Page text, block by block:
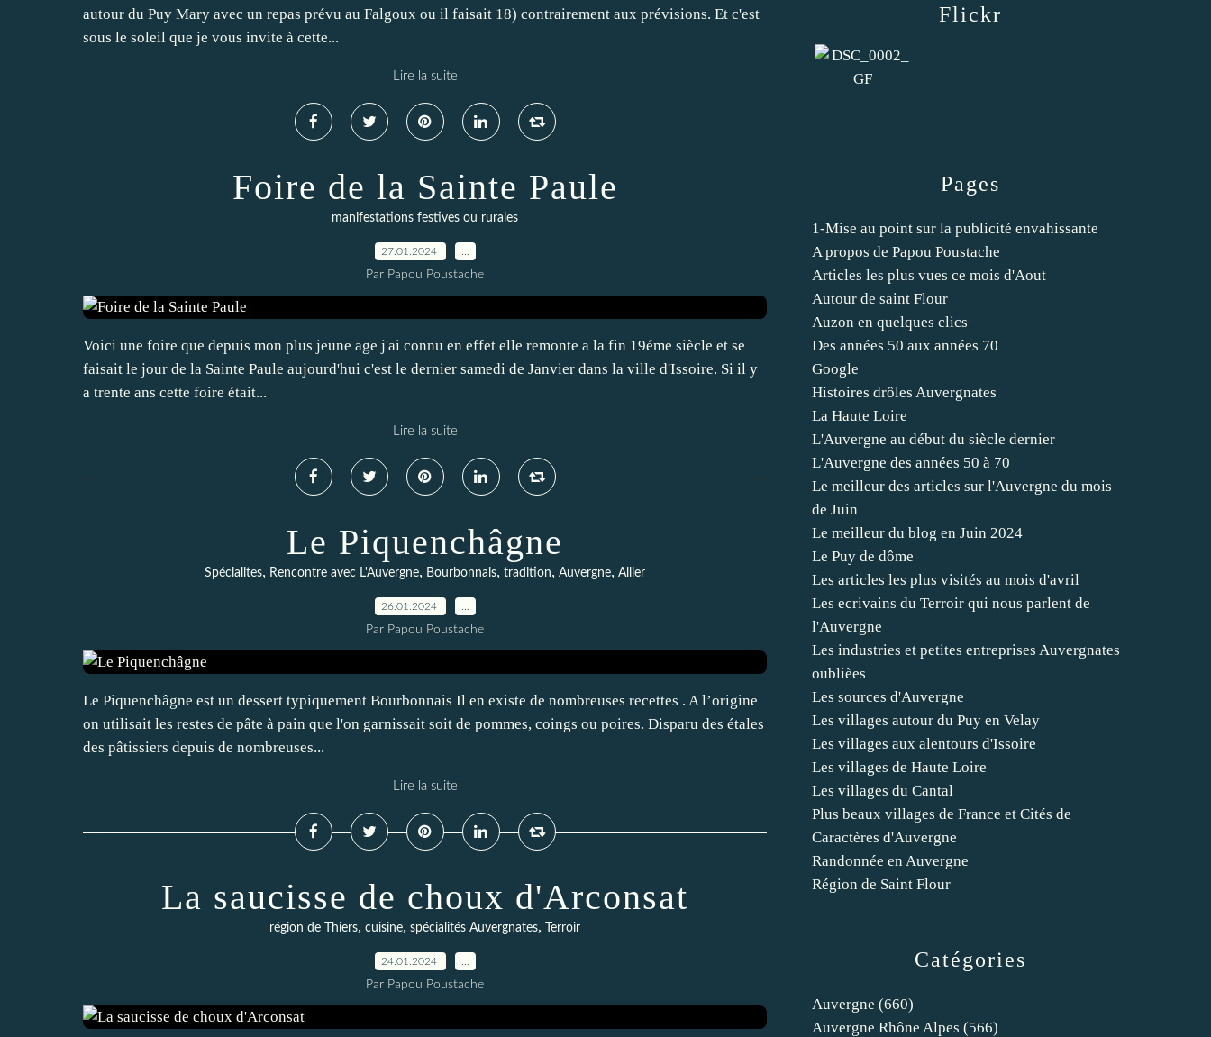
autour du Puy Mary avec un repas prévu au Falgoux ou il faisait 18) contrairement aux prévisions. Et c'est
sous le soleil que je vous invite à cette...
Lire la suite
Foire de la Sainte Paule
manifestations festives ou rurales
27.01.2024
Par Papou Poustache
Voici une foire que depuis mon plus jeune age j'ai connu en effet elle remonte a la fin 19éme siècle et se
faisait le jour de la Sainte Paule aujourd'hui c'est le dernier samedi de Janvier dans la ville d'Issoire. Si il y
a trente ans cette foire était...
Lire la suite
Le Piquenchâgne
Spécialites, Rencontre avec L'Auvergne, Bourbonnais, tradition, Auvergne, Allier
26.01.2024
Par Papou Poustache
Le Piquenchâgne est un dessert typiquement Bourbonnais Il en existe de nombreuses recettes . A l’origine
on utilisait les restes de pâte à pain que l'on garnissait soit de pommes, coings ou poires. Disparu des étales
des pâtissiers depuis de nombreuses...
Lire la suite
La saucisse de choux d'Arconsat
région de Thiers, cuisine, spécialités Auvergnates, Terroir
24.01.2024
Par Papou Poustache
Catégories
Auvergne (660)
Auvergne Rhône Alpes (566)
Pages
1-Mise au point sur la publicité envahissante
A propos de Papou Poustache
Articles les plus vues ce mois d'Aout
Autour de saint Flour
Auzon en quelques clics
Des années 50 aux années 70
Google
Histoires drôles Auvergnates
La Haute Loire
L'Auvergne au début du siècle dernier
L'Auvergne des années 50 à 70
Le meilleur des articles sur l'Auvergne du mois
de Juin
Le meilleur du blog en Juin 2024
Le Puy de dôme
Les articles les plus visités au mois d'avril
Les ecrivains du Terroir qui nous parlent de
l'Auvergne
Les industries et petites entreprises Auvergnates
oublièes
Les sources d'Auvergne
Les villages autour du Puy en Velay
Les villages aux alentours d'Issoire
Les villages de Haute Loire
Les villages du Cantal
Plus beaux villages de France et Cités de
Caractères d'Auvergne
Randonnée en Auvergne
Région de Saint Flour
Flickr